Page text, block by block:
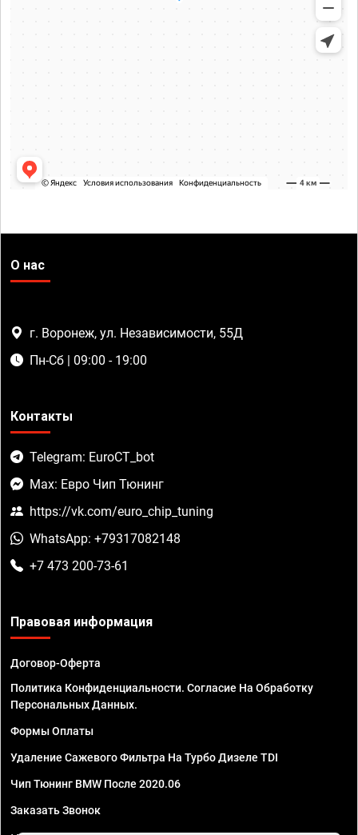
О нас
г. Воронеж, ул. Независимости, 55Д
Пн-Сб | 09:00 - 19:00
Контакты
Telegram: EuroCT_bot
Max: Евро Чип Тюнинг
https://vk.com/euro_chip_tuning
WhatsApp: +79317082148
+7 473 200-73-61
Правовая информация
Договор-Оферта
Политика Конфиденциальности. Согласие На Обработку
Персональных Данных.
Формы Оплаты
Удаление Сажевого Фильтра На Турбо Дизеле TDI
Чип Тюнинг BMW После 2020.06
Заказать Звонок